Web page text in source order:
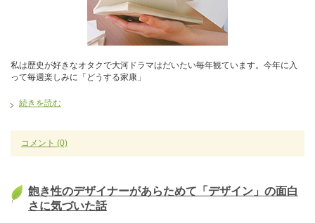
私は歴史が好きなオタクで大河ドラマはだいたい毎年観ています。今年に入
って毎週楽しみに「どうする家康」
続きを読む
コメント (0)
飽き性のデザイナーがあらためて「デザイン」の面白
さに気づいた話